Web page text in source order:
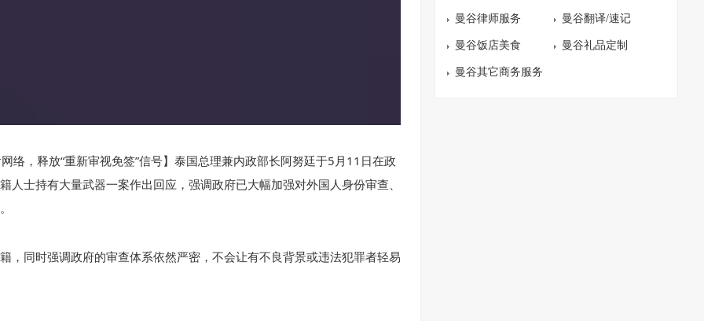
络，释放“重新审视免签”信号】泰国总理兼内政部长阿努廷于5月11日在政
士持有大量武器一案作出回应，强调政府已大幅加强对外国人身份审查、
，同时强调政府的审查体系依然严密，不会让有不良背景或违法犯罪者轻易
曼谷律师服务 曼谷翻译/速记
曼谷饭店美食 曼谷礼品定制
曼谷其它商务服务